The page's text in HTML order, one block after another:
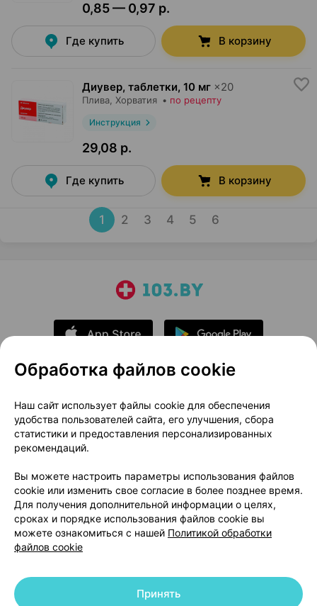
0,85 — 0,97 р.
Где купить В корзину
Диувер, таблетки, 10 мг ×20
Плива , Хорватия • по рецепту
Инструкция
29,08 р.
Где купить В корзину
1 2 3 4 5 6
О проекте
Новости проекта
Размещение рекламы
Медицинский маркетинг
Публичный договор
Доставка
Способы оплаты
Вакансии
Партнеры
Написать руководителю 103.by
Написать в поддержку
Персональные настройки Cookie
Обработка файлов cookie
Наш сайт использует файлы cookie для обеспечения
удобства пользователей сайта, его улучшения, сбора
статистики и предоставления персонализированных
рекомендаций.
Вы можете настроить параметры использования файлов
cookie или изменить свое согласие в более позднее время.
Для получения дополнительной информации о целях,
сроках и порядке использования файлов cookie вы
можете ознакомиться с нашей Политикой обработки
файлов cookie
Принять